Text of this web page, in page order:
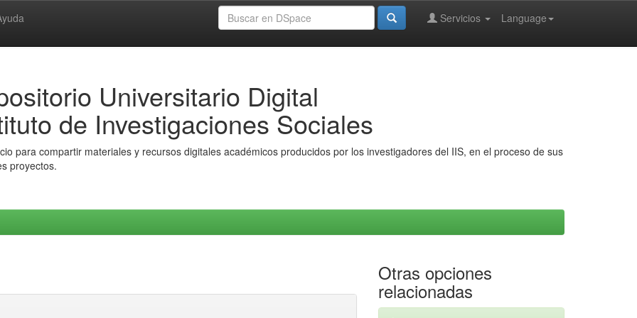
Language
Servicios
Universitario Digital
de Investigaciones Sociales
para compartir materiales y recursos digitales académicos producidos por los investigadores del IIS, en el proceso de sus
proyectos.
Otras opciones
relacionadas